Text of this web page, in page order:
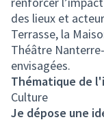
des lieux et
Terrasse, la
Théâtre
envisagées.
Thématique de
Culture
Je dépose une